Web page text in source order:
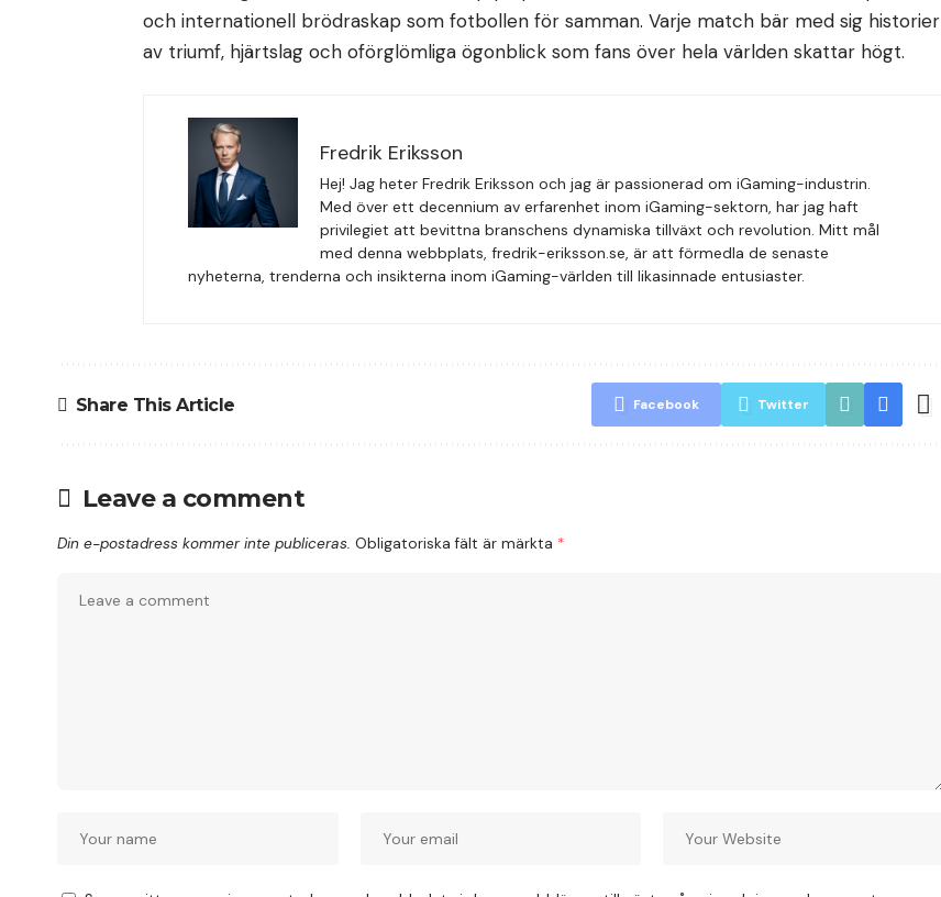
och internationell brödraskap som fotbollen för samman. Varje match bär med sig historier
av triumf, hjärtslag och oförglömliga ögonblick som fans över hela världen skattar högt.
Fredrik Eriksson
Hej! Jag heter Fredrik Eriksson och jag är passionerad om iGaming-industrin.
Med över ett decennium av erfarenhet inom iGaming-sektorn, har jag haft
privilegiet att bevittna branschens dynamiska tillväxt och revolution. Mitt mål
med denna webbplats, fredrik-eriksson.se, är att förmedla de senaste
nyheterna, trenderna och insikterna inom iGaming-världen till likasinnade entusiaster.
Share This Article Facebook Twitter
Leave a comment
Din e-postadress kommer inte publiceras. Obligatoriska fält är märkta *